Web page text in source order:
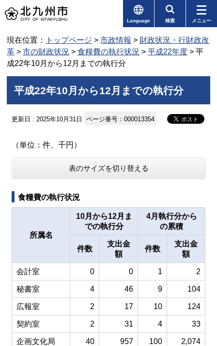
Language 検索 メニュー
現在位置： トップページ > 市政情報 > 財政状況・行財政改
革 > 市の財政状況 > 食糧費の執行状況 > 平成22年度 > 平
成22年10月から12月までの執行分
平成22年10月から12月までの執行分
更新日 : 2025年10月31日 ページ番号：000013354
（単位：件、千円）
表のサイズを切り替える
食糧費の執行状況
所属名
10月から12月ま
での執行分
4月執行分から
の累積
件数
支出金
額
件数
支出金
額
会計室 0 0 1 2
秘書室 4 46 9 104
広報室 2 17 10 124
契約室 2 31 4 33
企画文化局 40 957 100 2,074